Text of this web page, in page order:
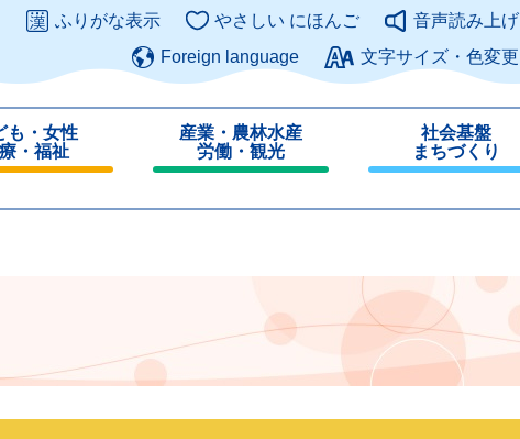
このページの本文へ
ふりがな表示 やさしい にほんご
音声読み上げ
Foreign language
文字サイズ・色変更
も・女性
・福祉
産業・農林水産
労働・観光
じ
社会基盤
まちづくり
じ